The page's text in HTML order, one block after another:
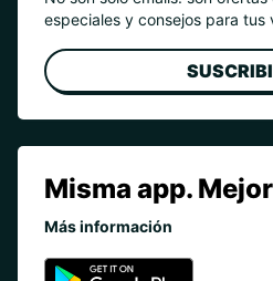
especiales y consejos para tus
Misma app.
Más información